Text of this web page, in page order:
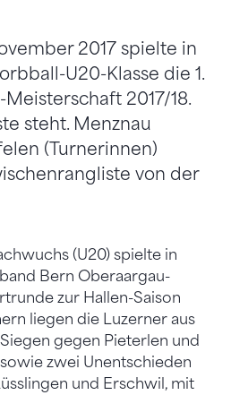
2017 spielte in
U20-Klasse die 1.
2017/18.
steht. Menznau
(Turnerinnen)
von der
(U20) spielte in
Bern Oberaargau-
zur Hallen-Saison
liegen die Luzerner aus
gegen Pieterlen und
zwei Unentschieden
und Erschwil, mit